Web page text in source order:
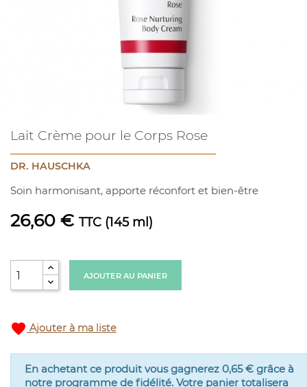
Lait Crème pour le Corps Rose
DR. HAUSCHKA
Soin harmonisant, apporte réconfort et bien-être
26,60 € TTC (145 ml)
AJOUTER AU PANIER
favorite Ajouter à ma liste
En achetant ce produit vous gagnerez 0,65 € grâce à
notre programme de fidélité. Votre panier totalisera